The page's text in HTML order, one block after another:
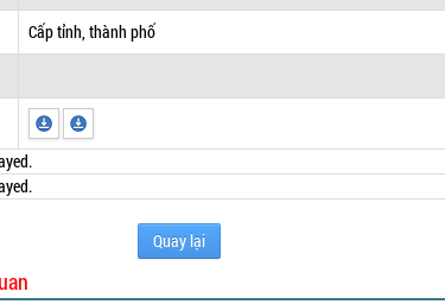
Cấp tỉnh, thành phố
Quay lại